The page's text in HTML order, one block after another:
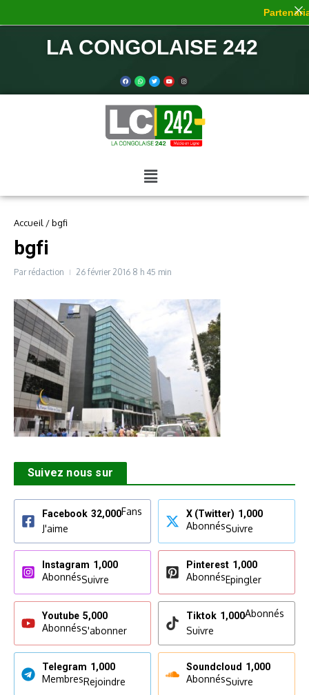
LA CONGOLAISE 242
Accueil /bgfi
bgfi
Par rédaction 26 février 2016 8 h 45 min
Suivez nous sur
Facebook 32,000Fans
J'aime
X (Twitter) 1,000
AbonnésSuivre
Instagram 1,000
AbonnésSuivre
Pinterest 1,000
AbonnésEpingler
Youtube 5,000
AbonnésS'abonner
Tiktok 1,000Abonnés
Suivre
Telegram 1,000
MembresRejoindre
Soundcloud 1,000
AbonnésSuivre